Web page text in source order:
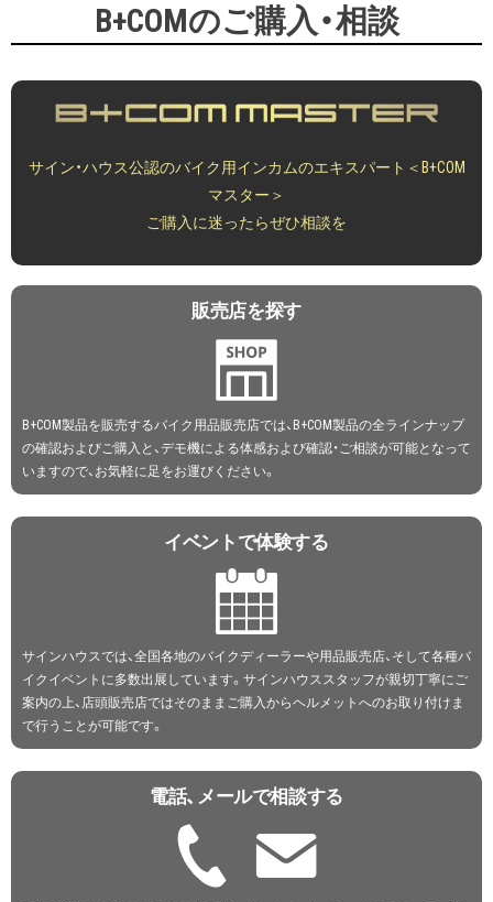
B+COMのご購入・相談
サイン・ハウス公認のバイク用インカムのエキスパート＜B+COM
マスター＞
ご購入に迷ったらぜひ相談を
販売店を探す
B+COM製品を販売するバイク用品販売店では、B+COM製品の全ラインナップ
の確認およびご購入と、デモ機による体感および確認・ご相談が可能となって
いますので、お気軽に足をお運びください。
イベントで体験する
サインハウスでは、全国各地のバイクディーラーや用品販売店、そして各種バ
イクイベントに多数出展しています。サインハウススタッフが親切丁寧にご
案内の上、店頭販売店ではそのままご購入からヘルメットへのお取り付けま
で行うことが可能です。
電話、メールで相談する